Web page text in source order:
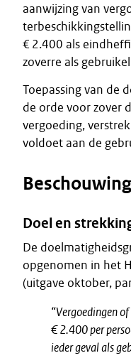
aanwijzing van
€ 2.400 als
zoverre als
Toepassing van de
de orde voor zover
vergoeding,
voldoet aan de
Beschouwing
Doel en
De
opgenomen in het
(uitgave oktober,
“Vergoedingen
€ 2.400 per
ieder geval als